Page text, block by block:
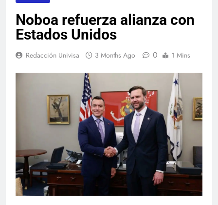
Noboa refuerza alianza con
Estados Unidos
Redacción Univisa 3 Months Ago 0 1 Mins